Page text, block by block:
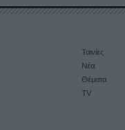
Ταινίες
Νέα
Θέματα
TV